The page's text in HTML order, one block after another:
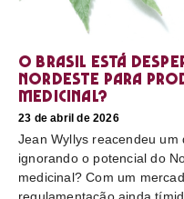
O Brasil está
nordeste para
medicinal?
23 de abril de 2026
Jean Wyllys reacendeu
ignorando o potencial do
medicinal? Com um